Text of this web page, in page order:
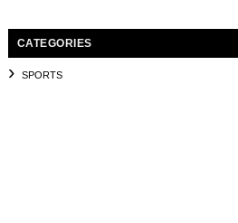
CATEGORIES
SPORTS